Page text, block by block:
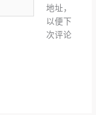
地址，
以便下
次评论